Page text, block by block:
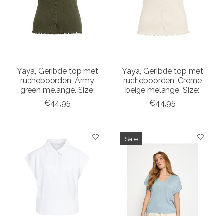
Yaya, Geribde top met
rucheboorden, Army
green melange, Size:
€44,95
Yaya, Geribde top met
rucheboorden, Creme
beige melange, Size:
€44,95
Sale